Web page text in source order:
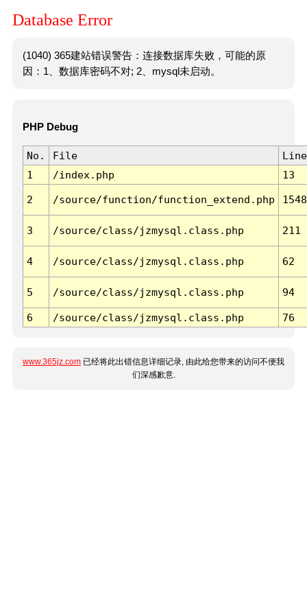
Database Error
(1040) 365建站错误警告：连接数据库失败，可能的原
因：1、数据库密码不对; 2、mysql未启动。
PHP Debug
No. File
Line
1
/index.php 13
2 /source/function/function_extend.php 1548
3 /source/class/jzmysql.class.php 211
4 /source/class/jzmysql.class.php 62
5 /source/class/jzmysql.class.php 94
6 /source/class/jzmysql.class.php 76
www.365jz.com 已经将此出错信息详细记录, 由此给您带来的访问不便我
们深感歉意.